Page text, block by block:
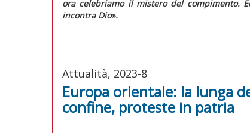
ora celebriamo il mistero del compimento.
incontra Dio».
Attualità, 2023-8
Europa orientale: la lunga
confine, proteste in patria